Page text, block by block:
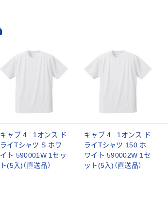
キャブ 4 . 1オンス ド
ライTシャツ S ホワ
イト 590001W 1セッ
ト(5入)（直送品）
キャブ 4 . 1オンス ド
ライTシャツ 150 ホ
ワイト 590002W 1セ
ット(5入)（直送品）